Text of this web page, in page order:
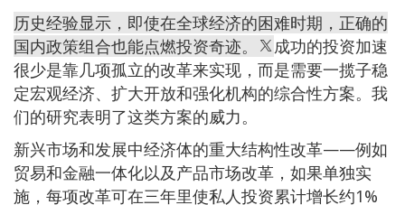
历史经验显示，即使在全球经济的困难时期，正确的
国内政策组合也能点燃投资奇迹。
成功的投资加速
很少是靠几项孤立的改革来实现，而是需要一揽子稳
定宏观经济、扩大开放和强化机构的综合性方案。我
们的研究表明了这类方案的威力。
新兴市场和发展中经济体的重大结构性改革——例如
贸易和金融一体化以及产品市场改革，如果单独实
施，每项改革可在三年里使私人投资累计增长约1%